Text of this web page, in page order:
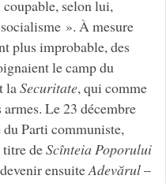
selon lui,
». À mesure
plus improbable, des
le camp du
laSecuritate, qui comme
Le 23 décembre
du Parti communiste,
titre deScînteia Poporului
ensuiteAdevărul–